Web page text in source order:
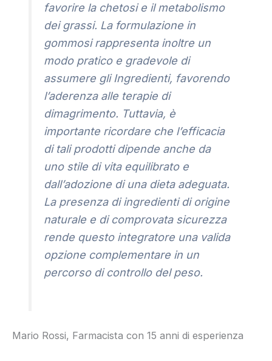
favorire la chetosi e il metabolismo
dei grassi. La formulazione in
gommosi rappresenta inoltre un
modo pratico e gradevole di
assumere gli Ingredienti, favorendo
l’aderenza alle terapie di
dimagrimento. Tuttavia, è
importante ricordare che l’efficacia
di tali prodotti dipende anche da
uno stile di vita equilibrato e
dall’adozione di una dieta adeguata.
La presenza di ingredienti di origine
naturale e di comprovata sicurezza
rende questo integratore una valida
opzione complementare in un
percorso di controllo del peso.
Mario Rossi, Farmacista con 15 anni di esperienza